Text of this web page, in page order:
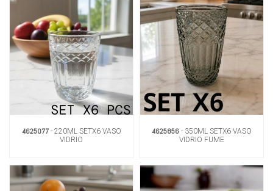
4625077- 220ML SETX6 VASO
VIDRIO
4625856 - 350ML SETX6 VASO
VIDRIO FUME